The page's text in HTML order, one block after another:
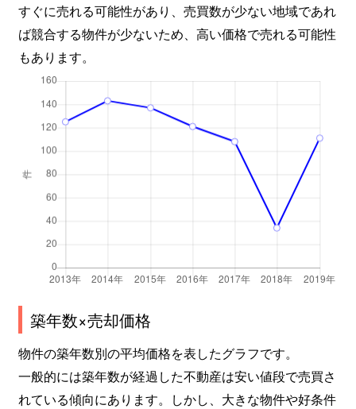
すぐに売れる可能性があり、売買数が少ない地域であれ
ば競合する物件が少ないため、高い価格で売れる可能性
もあります。
築年数×売却価格
物件の築年数別の平均価格を表したグラフです。
一般的には築年数が経過した不動産は安い値段で売買さ
れている傾向にあります。しかし、大きな物件や好条件